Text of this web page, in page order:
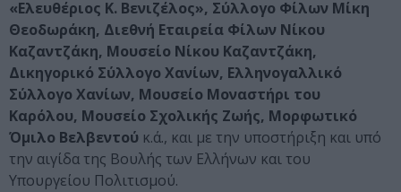
«Ελευθέριος Κ. Βενιζέλος», Σύλλογο Φίλων Μίκη
Θεοδωράκη, Διεθνή Εταιρεία Φίλων Νίκου
Καζαντζάκη, Μουσείο Νίκου Καζαντζάκη,
Δικηγορικό Σύλλογο Χανίων, Ελληνογαλλικό
Σύλλογο Χανίων, Μουσείο Μοναστήρι του
Καρόλου, Μουσείο Σχολικής Ζωής, Μορφωτικό
Όμιλο Βελβεντού κ.ά., και με την υποστήριξη και υπό
την αιγίδα της Βουλής των Ελλήνων και του
Υπουργείου Πολιτισμού.